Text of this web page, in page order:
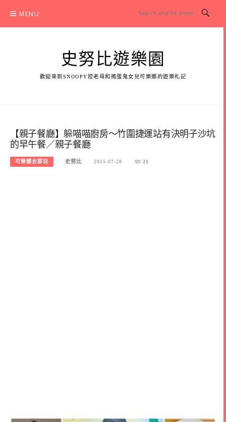
content
MENU
史努比遊樂園
歡迎來到SNOOPY控老母和搗蛋鬼女兒可樂娜的遊樂札記
【親子餐廳】躲喵喵廚房～竹圍捷運站有決明子沙坑
的早午餐／親子餐廳
可樂娜去那玩 史努比 2015-07-28 21